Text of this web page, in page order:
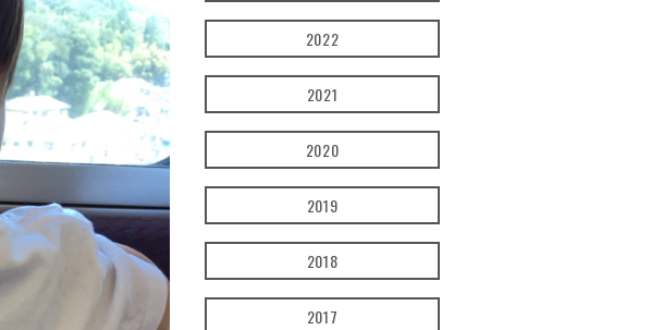
2022
2021
2020
2019
2018
2017